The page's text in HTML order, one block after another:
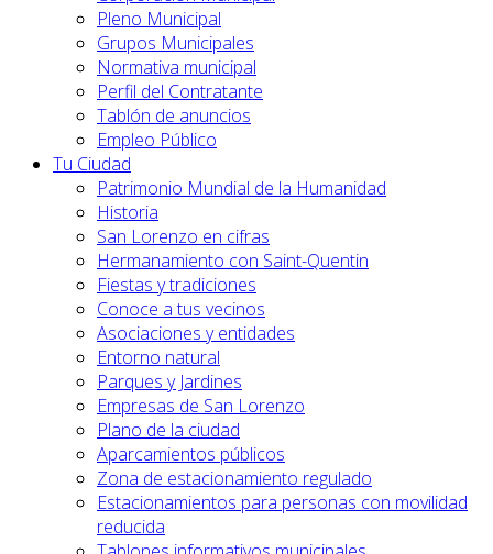
Pleno Municipal
Grupos Municipales
Normativa municipal
Perfil del Contratante
Tablón de anuncios
Empleo Público
Tu Ciudad
Patrimonio Mundial de la Humanidad
Historia
San Lorenzo en cifras
Hermanamiento con Saint-Quentin
Fiestas y tradiciones
Conoce a tus vecinos
Asociaciones y entidades
Entorno natural
Parques y Jardines
Empresas de San Lorenzo
Plano de la ciudad
Aparcamientos públicos
Zona de estacionamiento regulado
Estacionamientos para personas con movilidad
reducida